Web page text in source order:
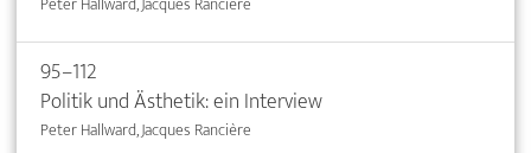
95–112
Politik und Ästhetik: ein Interview
Peter Hallward, Jacques Rancière